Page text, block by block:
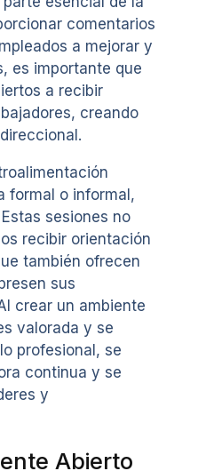
comentarios
a mejorar y
es importante que
a recibir
creando
formal o informal,
sesiones no
recibir orientación
también ofrecen
sus
crear un ambiente
valorada y se
profesional, se
continua y se
y
Abierto